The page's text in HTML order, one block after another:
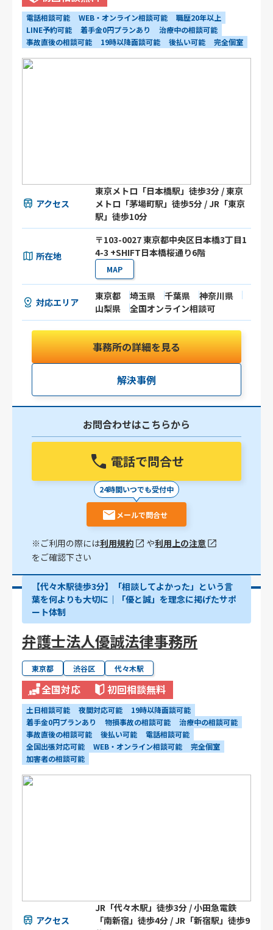
電話相談可能 WEB・オンライン相談可能
職歴20年以上
LINE予約可能
着手金0円プランあり
治療中の相談可能
事故直後の相談可能
19時以降面談可能 後払い可能 完全個室
アクセス
東京メトロ「日本橋駅」徒歩3分 / 東京
メトロ「茅場町駅」徒歩5分 / JR「東京
駅」徒歩10分
所在地
〒103-0027 東京都中央区日本橋3丁目1
4-3 +SHIFT日本橋桜通り6階
MAP
対応エリア
東京都 埼玉県 千葉県
神奈川県
山梨県
全国オンライン相談可
事務所の詳細を見る
解決事例
お問合わせはこちらから
電話で問合せ
24時間いつでも受付中
メールで問合せ
※ご利用の際には利用規約 や利用上の注意
をご確認下さい
【代々木駅徒歩3分】「相談してよかった」という言
葉を何よりも大切に｜「優と誠」を理念に掲げたサポ
ート体制
弁護士法人優誠法律事務所
東京都 渋谷区 代々木駅
全国対応 初回相談無料
土日相談可能 夜間対応可能
19時以降面談可能
着手金0円プランあり
物損事故の相談可能
治療中の相談可能
事故直後の相談可能
後払い可能
電話相談可能
全国出張対応可能
WEB・オンライン相談可能
完全個室
加害者の相談可能
アクセス
JR「代々木駅」徒歩3分 / 小田急電鉄
「南新宿」徒歩4分 / JR「新宿駅」徒歩9